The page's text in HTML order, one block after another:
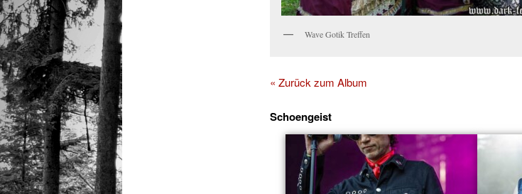
Wave Gotik Treffen
« Zurück zum Album
Schoengeist